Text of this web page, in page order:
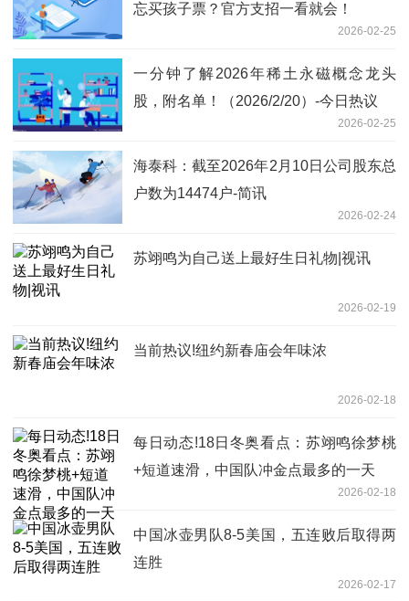
忘买孩子票？官方支招一看就会！
2026-02-25
一分钟了解2026年稀土永磁概念龙头
股，附名单！（2026/2/20）-今日热议
2026-02-25
海泰科：截至2026年2月10日公司股东总
户数为14474户-简讯
2026-02-24
苏翊鸣为自己送上最好生日礼物|视讯
2026-02-19
当前热议!纽约新春庙会年味浓
2026-02-18
每日动态!18日冬奥看点：苏翊鸣徐梦桃
+短道速滑，中国队冲金点最多的一天
2026-02-18
中国冰壶男队8-5美国，五连败后取得两
连胜
2026-02-17